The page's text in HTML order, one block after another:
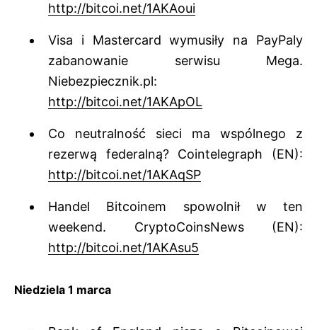
http://bitcoi.net/1AKAoui
Visa i Mastercard wymusiły na PayPaly
zabanowanie serwisu Mega.
Niebezpiecznik.pl:
http://bitcoi.net/1AKApOL
Co neutralność sieci ma wspólnego z
rezerwą federalną? Cointelegraph (EN):
http://bitcoi.net/1AKAqSP
Handel Bitcoinem spowolnił w ten
weekend. CryptoCoinsNews (EN):
http://bitcoi.net/1AKAsu5
Niedziela 1 marca